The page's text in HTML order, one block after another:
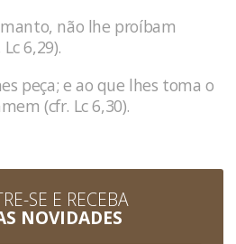
não lhe proíbam
6,29).
peça; e ao que lhes toma o
(cfr. Lc 6,30).
SE E RECEBA
NOVIDADES